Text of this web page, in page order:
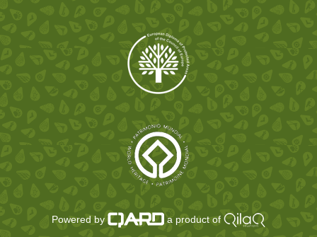
Powered by a product of